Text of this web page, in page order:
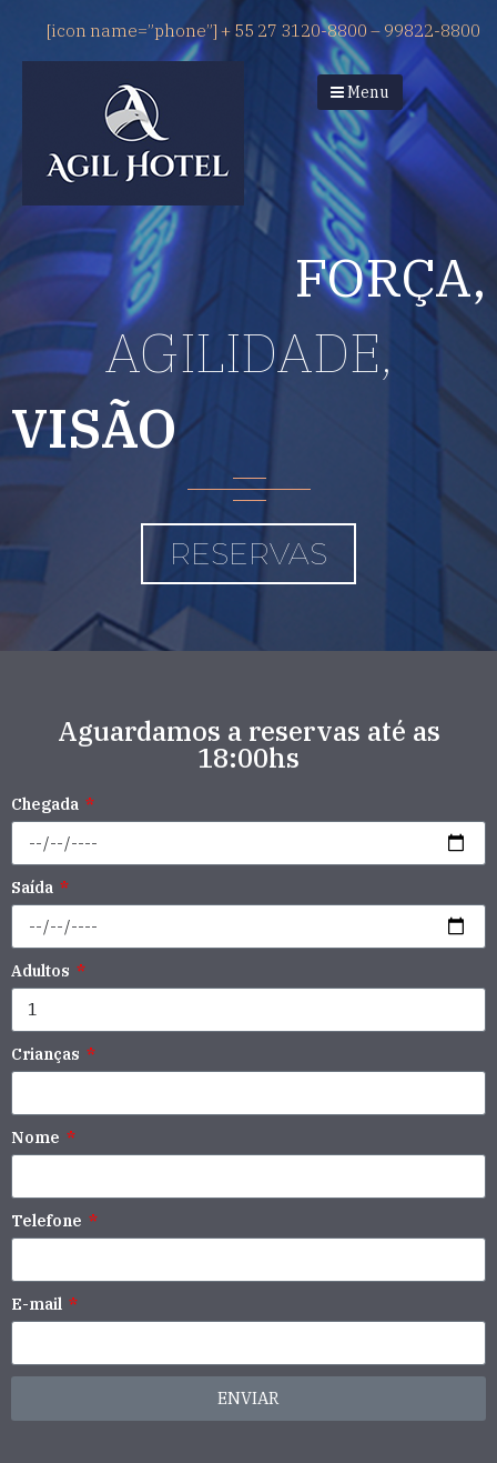
[icon name=”phone”] + 55 27 3120-8800 – 99822-8800
Menu
FORÇA,
AGILIDADE,
VISÃO
RESERVAS
Aguardamos a reservas até as
18:00hs
Chegada
Saída
Adultos
Crianças
Nome
Telefone
E-mail
ENVIAR